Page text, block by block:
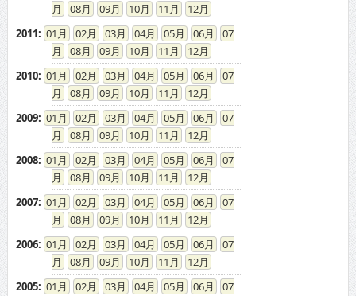
08
09 10 11
12
2011: 01 02 03 04 05 06
07
08
09 10 11
12
2010: 01 02 03 04 05 06
07
08
09 10 11
12
2009: 01 02 03 04 05 06
07
08
09 10 11
12
2008: 01 02 03 04 05 06
07
08
09 10 11
12
2007: 01 02 03 04 05 06
07
08
09 10 11
12
2006: 01 02 03 04 05 06
07
08
09 10 11
12
2005: 01 02 03 04 05 06
07